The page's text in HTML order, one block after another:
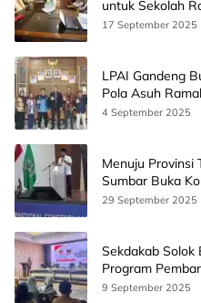
untuk Sekolah
17 September 2025
LPAI Gandeng
Pola Asuh
Ini Jadwalnya
4 September 2025
Menuju Provinsi
Sumbar Buka
Unand
29 September 2025
Sekdakab Solok
Program
Pendidikan
9 September 2025